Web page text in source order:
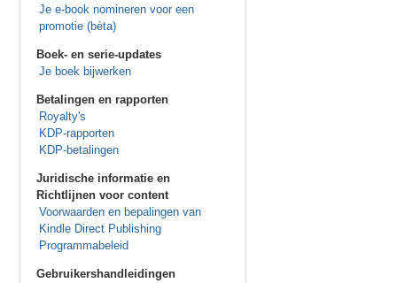
Je e-book nomineren voor een
promotie (bèta)
Boek- en serie-updates
Je boek bijwerken
Betalingen en rapporten
Royalty's
KDP-rapporten
KDP-betalingen
Juridische informatie en
Richtlijnen voor content
Voorwaarden en bepalingen van
Kindle Direct Publishing
Programmabeleid
Gebruikershandleidingen